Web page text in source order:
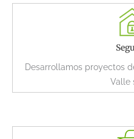
Desarrollamos proyectos
Valle